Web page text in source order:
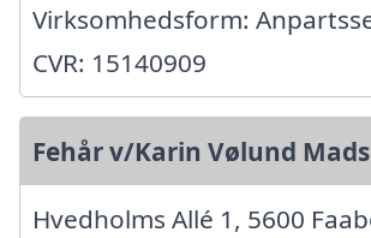
Virksomhedsform:
CVR: 15140909
Fehår v/Karin Vølund
Hvedholms Allé 1, 5600